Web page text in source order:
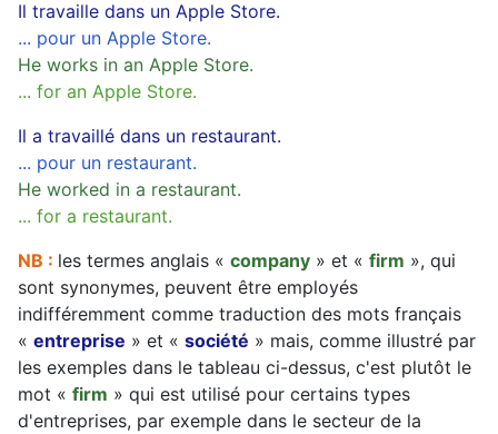
Il travaille dans un Apple Store.
... pour un Apple Store.
He works in an Apple Store.
... for an Apple Store.
Il a travaillé dans un restaurant.
... pour un restaurant.
He worked in a restaurant.
... for a restaurant.
NB : les termes anglais « company » et « firm », qui
sont synonymes, peuvent être employés
indifféremment comme traduction des mots français
« entreprise » et « société » mais, comme illustré par
les exemples dans le tableau ci-dessus, c'est plutôt le
mot « firm » qui est utilisé pour certains types
d'entreprises, par exemple dans le secteur de la